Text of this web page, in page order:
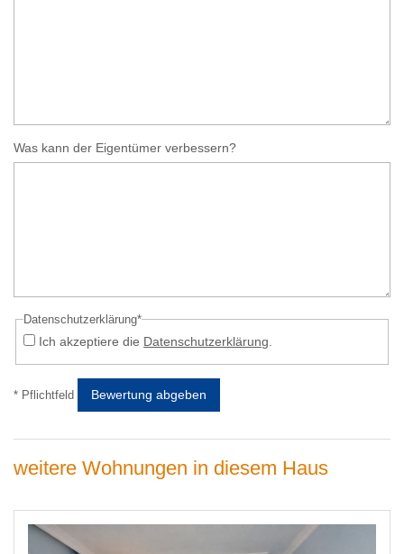
Was kann der Eigentümer verbessern?
Datenschutzerklärung*
Ich akzeptiere die Datenschutzerklärung
* Pflichtfeld Bewertung abgeben
weitere Wohnungen in diesem Haus